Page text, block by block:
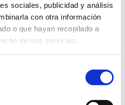
sociales, publicidad y análisis
con otra información
o que hayan recopilado a
de sus servicios.